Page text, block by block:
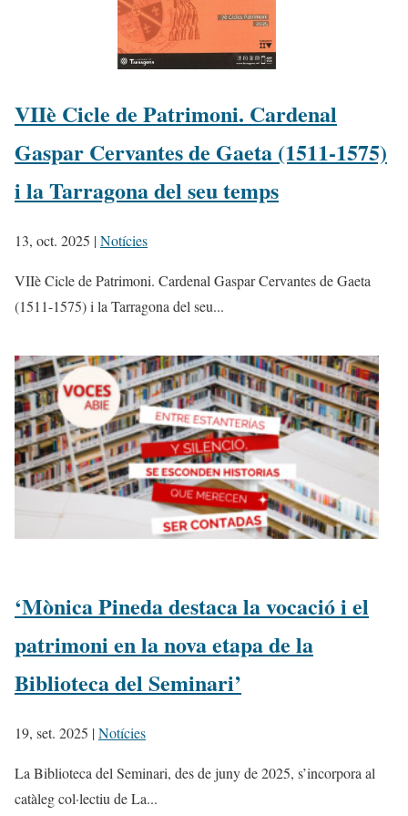
VIIè Cicle de Patrimoni. Cardenal
Gaspar Cervantes de Gaeta (1511-1575)
i la Tarragona del seu temps
13, oct. 2025 |Notícies
VIIè Cicle de Patrimoni. Cardenal Gaspar Cervantes de Gaeta
(1511-1575) i la Tarragona del seu...
‘Mònica Pineda destaca la vocació i el
patrimoni en la nova etapa de la
Biblioteca del Seminari’
19, set. 2025 |Notícies
La Biblioteca del Seminari, des de juny de 2025, s’incorpora al
catàleg col·lectiu de La...